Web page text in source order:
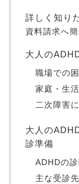
詳しく知り
資料請求へ
大人の
職場での
家庭・生
二次障害
大人の
診準備
ADHDの
主な受診先